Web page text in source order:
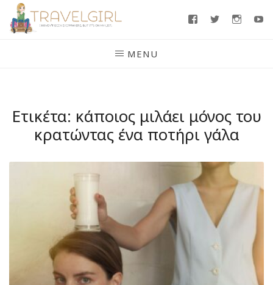
Skip
FacebookTwitter
MENU
Ετικέτα: κάποιος μιλάει μόνος του
κρατώντας ένα ποτήρι γάλα